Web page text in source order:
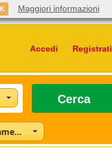
Accedi Registrati
Cerca
Seleziona l'inquadramento
Maggiori informazioni